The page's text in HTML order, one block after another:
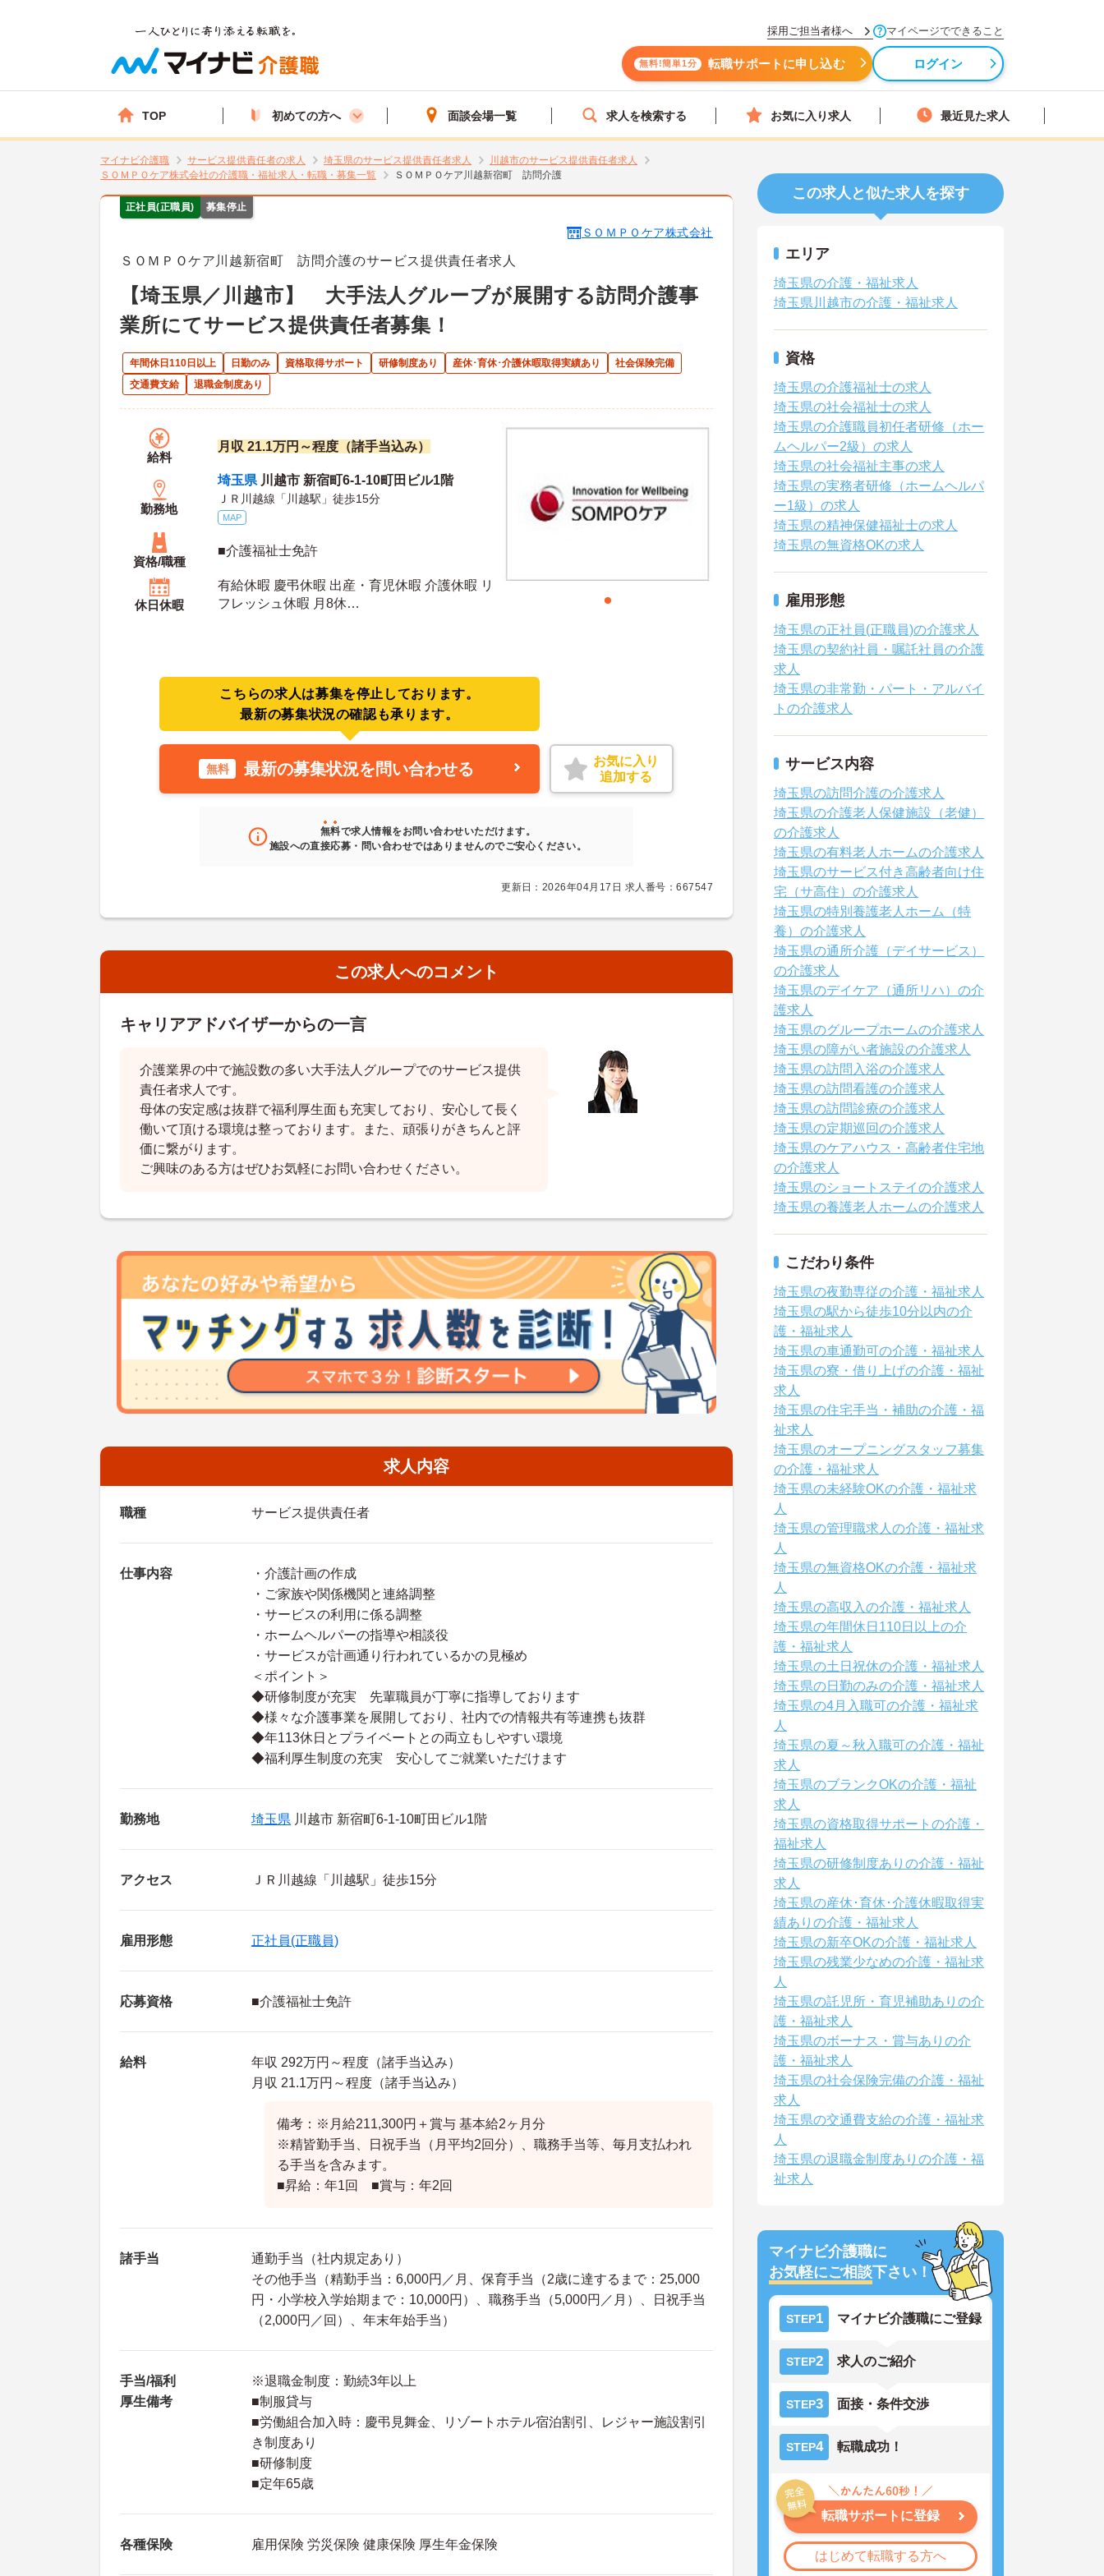
採用ご担当者様へ マイページでできること
無料!簡単1分 転職サポートに申し込む ログイン
TOP 初めての方へ 面談会場一覧 求人を検索する お気に入り求人 最近見た求人
マイナビ介護職 サービス提供責任者の求人 埼玉県のサービス提供責任者求人
川越市のサービス提供責任者求人
ＳＯＭＰＯケア株式会社の介護職・福祉求人・転職・募集一覧
ＳＯＭＰＯケア川越新宿町 訪問介護
正社員(正職員) 募集停止
ＳＯＭＰＯケア株式会社
ＳＯＭＰＯケア川越新宿町 訪問介護のサービス提供責任者求人
【埼玉県／川越市】 大手法人グループが展開する訪問介護事
業所にてサービス提供責任者募集！
年間休日110日以上 日勤のみ 資格取得サポート 研修制度あり 産休･育休･介護休暇取得実績あり
社会保険完備
交通費支給
退職金制度あり
給料
月収 21.1万円～程度（諸手当込み）
勤務地
埼玉県 川越市 新宿町6-1-10町田ビル1階
ＪＲ川越線「川越駅」徒歩15分
MAP
資格/職種
■介護福祉士免許
休日休暇
有給休暇 慶弔休暇 出産・育児休暇 介護休暇 リ
フレッシュ休暇 月8休
こちらの求人は募集を停止しております。
最新の募集状況の確認も承ります。
無料 最新の募集状況を問い合わせる
お気に入り
追加する
無料で求人情報をお問い合わせいただけます。
施設への直接応募・問い合わせではありませんのでご安心ください。
更新日：2026年04月17日 求人番号：667547
この求人へのコメント
キャリアアドバイザーからの一言
介護業界の中で施設数の多い大手法人グループでのサービス提供
責任者求人です。
母体の安定感は抜群で福利厚生面も充実しており、安心して長く
働いて頂ける環境は整っております。また、頑張りがきちんと評
価に繋がります。
ご興味のある方はぜひお気軽にお問い合わせください。
求人内容
職種 サービス提供責任者
仕事内容
・介護計画の作成
・ご家族や関係機関と連絡調整
・サービスの利用に係る調整
・ホームヘルパーの指導や相談役
・サービスが計画通り行われているかの見極め
＜ポイント＞
◆研修制度が充実 先輩職員が丁寧に指導しております
◆様々な介護事業を展開しており、社内での情報共有等連携も抜群
◆年113休日とプライベートとの両立もしやすい環境
◆福利厚生制度の充実 安心してご就業いただけます
勤務地 埼玉県 川越市 新宿町6-1-10町田ビル1階
アクセス ＪＲ川越線「川越駅」徒歩15分
雇用形態 正社員(正職員)
応募資格 ■介護福祉士免許
給料
年収 292万円～程度（諸手当込み）
月収 21.1万円～程度（諸手当込み）
備考：※月給211,300円＋賞与 基本給2ヶ月分
※精皆勤手当、日祝手当（月平均2回分）、職務手当等、毎月支払われ
る手当を含みます。
■昇給：年1回 ■賞与：年2回
諸手当
通勤手当（社内規定あり）
その他手当（精勤手当：6,000円／月、保育手当（2歳に達するまで：25,000
円・小学校入学始期まで：10,000円）、職務手当（5,000円／月）、日祝手当
（2,000円／回）、年末年始手当）
手当/福利
厚生備考
※退職金制度：勤続3年以上
■制服貸与
■労働組合加入時：慶弔見舞金、リゾートホテル宿泊割引、レジャー施設割引
き制度あり
■研修制度
■定年65歳
各種保険 雇用保険 労災保険 健康保険 厚生年金保険
この求人と似た求人を探す
エリア
埼玉県の介護・福祉求人
埼玉県川越市の介護・福祉求人
資格
埼玉県の介護福祉士の求人
埼玉県の社会福祉士の求人
埼玉県の介護職員初任者研修（ホー
ムヘルパー2級）の求人
埼玉県の社会福祉主事の求人
埼玉県の実務者研修（ホームヘルパ
ー1級）の求人
埼玉県の精神保健福祉士の求人
埼玉県の無資格OKの求人
雇用形態
埼玉県の正社員(正職員)の介護求人
埼玉県の契約社員・嘱託社員の介護
求人
埼玉県の非常勤・パート・アルバイ
トの介護求人
サービス内容
埼玉県の訪問介護の介護求人
埼玉県の介護老人保健施設（老健）
の介護求人
埼玉県の有料老人ホームの介護求人
埼玉県のサービス付き高齢者向け住
宅（サ高住）の介護求人
埼玉県の特別養護老人ホーム（特
養）の介護求人
埼玉県の通所介護（デイサービス）
の介護求人
埼玉県のデイケア（通所リハ）の介
護求人
埼玉県のグループホームの介護求人
埼玉県の障がい者施設の介護求人
埼玉県の訪問入浴の介護求人
埼玉県の訪問看護の介護求人
埼玉県の訪問診療の介護求人
埼玉県の定期巡回の介護求人
埼玉県のケアハウス・高齢者住宅地
の介護求人
埼玉県のショートステイの介護求人
埼玉県の養護老人ホームの介護求人
こだわり条件
埼玉県の夜勤専従の介護・福祉求人
埼玉県の駅から徒歩10分以内の介
護・福祉求人
埼玉県の車通勤可の介護・福祉求人
埼玉県の寮・借り上げの介護・福祉
求人
埼玉県の住宅手当・補助の介護・福
祉求人
埼玉県のオープニングスタッフ募集
の介護・福祉求人
埼玉県の未経験OKの介護・福祉求
人
埼玉県の管理職求人の介護・福祉求
人
埼玉県の無資格OKの介護・福祉求
人
埼玉県の高収入の介護・福祉求人
埼玉県の年間休日110日以上の介
護・福祉求人
埼玉県の土日祝休の介護・福祉求人
埼玉県の日勤のみの介護・福祉求人
埼玉県の4月入職可の介護・福祉求
人
埼玉県の夏～秋入職可の介護・福祉
求人
埼玉県のブランクOKの介護・福祉
求人
埼玉県の資格取得サポートの介護・
福祉求人
埼玉県の研修制度ありの介護・福祉
求人
埼玉県の産休･育休･介護休暇取得実
績ありの介護・福祉求人
埼玉県の新卒OKの介護・福祉求人
埼玉県の残業少なめの介護・福祉求
人
埼玉県の託児所・育児補助ありの介
護・福祉求人
埼玉県のボーナス・賞与ありの介
護・福祉求人
埼玉県の社会保険完備の介護・福祉
求人
埼玉県の交通費支給の介護・福祉求
人
埼玉県の退職金制度ありの介護・福
祉求人
マイナビ介護職に
お気軽にご相談下さい！
STEP1 マイナビ介護職にご登録
STEP2 求人のご紹介
STEP3 面接・条件交渉
STEP4 転職成功！
転職サポートに登録
はじめて転職する方へ